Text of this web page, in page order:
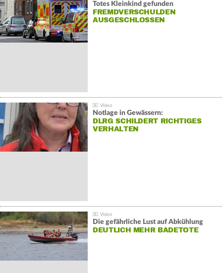
Totes Kleinkind gefunden
FREMDVERSCHULDEN
AUSGESCHLOSSEN
Notlage in Gewässern:
DLRG SCHILDERT RICHTIGES
VERHALTEN
Die gefährliche Lust auf Abkühlung
DEUTLICH MEHR BADETOTE